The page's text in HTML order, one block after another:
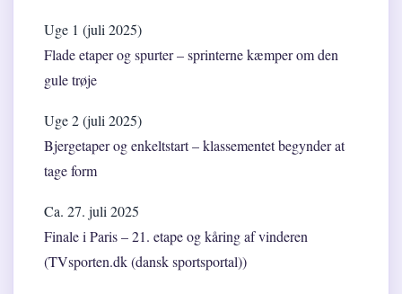
Uge 1 (juli 2025)
Flade etaper og spurter – sprinterne kæmper om den
gule trøje
Uge 2 (juli 2025)
Bjergetaper og enkeltstart – klassementet begynder at
tage form
Ca. 27. juli 2025
Finale i Paris – 21. etape og kåring af vinderen
(TVsporten.dk (dansk sportsportal))